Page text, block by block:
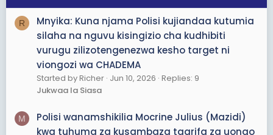
:
R
Mnyika: Kuna njama Polisi kujiandaa kutumia
silaha na nguvu kisingizio cha kudhibiti
vurugu zilizotengenezwa kesho target ni
viongozi wa CHADEMA
Started by Richer Jun 10, 2026 Replies: 9
Jukwaa la Siasa
M
Polisi wanamshikilia Mocrine Julius (Mazidi)
kwa tuhuma za kusambaza taarifa za uongo